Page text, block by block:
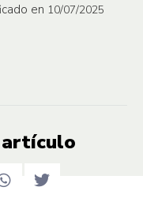
en 10/07/2025